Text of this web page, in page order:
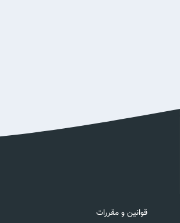
قوانین و مقررات